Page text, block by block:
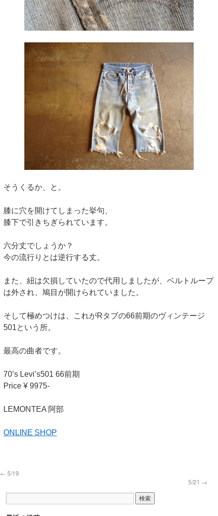
そうくるか、と。
膝に穴を開けてしまった挙句、
膝下で引きちぎられています。
六分丈でしょうか？
今の流行りとは逆行する丈。
また、紐は欠損していたので代用しましたが、ベルトループ
は外され、鳩目が開けられていました。
そして極めつけは、これがRタブの66前期のヴィンテージ
501という所。
最高の曲者です。
70’s Levi’s501 66前期
Price ¥ 9975-
LEMONTEA 阿部
ONLINE SHOP
← 5/19
5/21 →